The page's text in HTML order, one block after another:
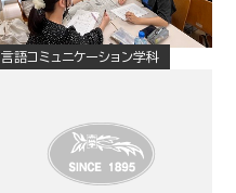
言語コミュニケーション学科